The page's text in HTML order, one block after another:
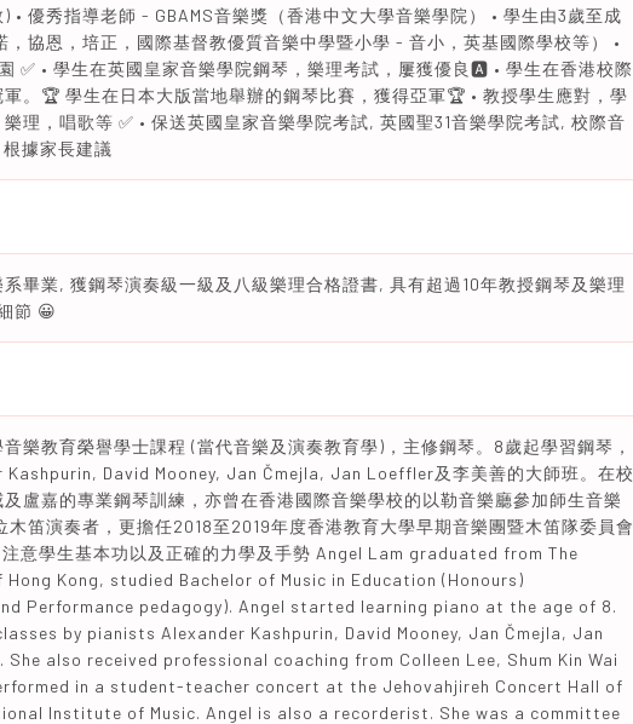
• 優秀指導老師 - GBAMS音樂獎（香港中文大學音樂學院） • 學生由3歲至成
，協恩，培正，國際基督教優質音樂中學暨小學 - 音小，英基國際學校等） •
✅ • 學生在英國皇家音樂學院鋼琴，樂理考試，屢獲優良🅰️ • 學生在香港校際
。🏆 學生在日本大版當地舉辦的鋼琴比賽，獲得亞軍🏆 • 教授學生應對，學
理，唱歌等 ✅ • 保送英國皇家音樂學院考試, 英國聖31音樂學院考試, 校際音
據家長建議
畢業, 獲鋼琴演奏級一級及八級樂理合格證書, 具有超過10年教授鋼琴及樂理
節 😀
樂教育榮譽學士課程 (當代音樂及演奏教育學)，主修鋼琴。8歲起學習鋼琴，
Kashpurin, David Mooney, Jan Čmejla, Jan Loeffler及李美善的大師班。在校
盧嘉的專業鋼琴訓練，亦曾在香港國際音樂學校的以勒音樂廳參加師生音樂
木笛演奏者，更擔任2018至2019年度香港教育大學早期音樂團暨木笛隊委員會
意學生基本功以及正確的力學及手勢 Angel Lam graduated from The
Kong, studied Bachelor of Music in Education (Honours)
Performance pedagogy). Angel started learning piano at the age of 8.
by pianists Alexander Kashpurin, David Mooney, Jan Čmejla, Jan
She also received professional coaching from Colleen Lee, Shum Kin Wai
in a student-teacher concert at the Jehovahjireh Concert Hall of
Institute of Music. Angel is also a recorderist. She was a committee